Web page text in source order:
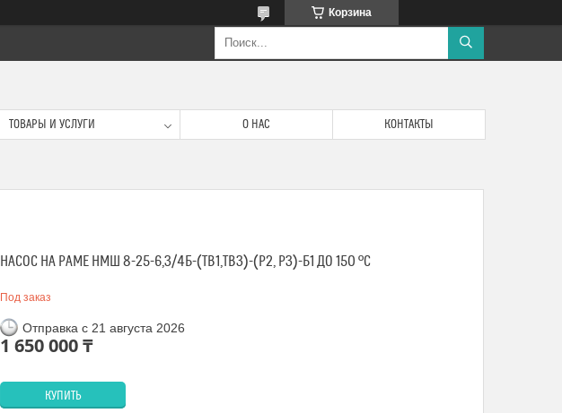
Корзина
ТОВАРЫ И УСЛУГИ О НАС КОНТАКТЫ
НАСОС НА РАМЕ НМШ 8-25-6,3/4Б-(ТВ1,ТВ3)-(Р2, Р3)-Б1 ДО 150 ºС
Под заказ
Отправка с 21 августа 2026
1 650 000 ₸
КУПИТЬ